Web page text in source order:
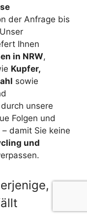
der Anfrage bis
Ihnen
in NRW,
Kupfer,
sowie
unsere
Folgen und
damit Sie keine
und